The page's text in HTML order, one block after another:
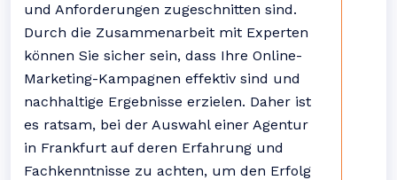
und Anforderungen zugeschnitten sind.
Durch die Zusammenarbeit mit Experten
können Sie sicher sein, dass Ihre Online-
Marketing-Kampagnen effektiv sind und
nachhaltige Ergebnisse erzielen. Daher ist
es ratsam, bei der Auswahl einer Agentur
in Frankfurt auf deren Erfahrung und
Fachkenntnisse zu achten, um den Erfolg